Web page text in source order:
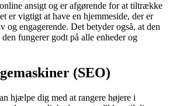
ansigt og er afgørende for at tiltrække
er vigtigt at have en hjemmeside, der er
og engagerende. Det betyder også, at den
fungerer godt på alle enheder og
(SEO)
hjælpe dig med at rangere højere i